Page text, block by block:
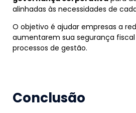
alinhadas às necessidades de
O objetivo é ajudar empresas a
aumentarem sua segurança
processos de gestão.
Conclusão